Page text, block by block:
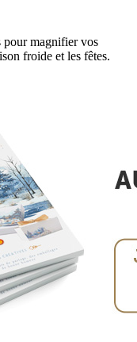
pour magnifier vos
froide et les fêtes.